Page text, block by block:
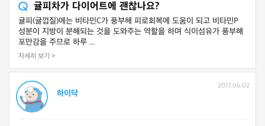
귤피차가 다이어트에 괜찮나요?
귤피(귤껍질)에는 비타민C가 풍부해 피로회복에 도움이 되고 비타민P
성분이 지방이 분해되는 것을 도와주는 역할을 하며 식이섬유가 풍부해
포만감을 주므로 하루 ...
자세히 보기 >
하이닥
2017.06.02